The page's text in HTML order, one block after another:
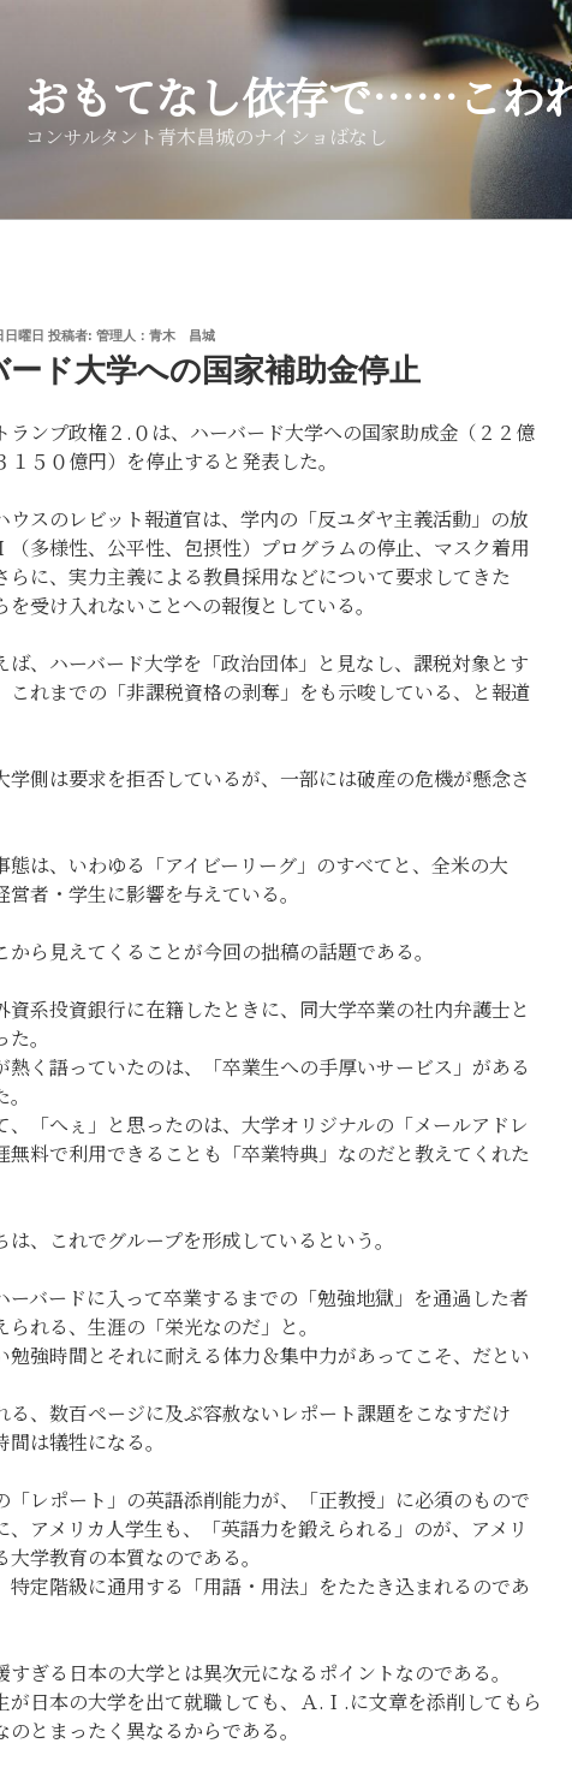
おもてなし依存で……こわ
コンサルタント青木昌城のナイショばなし
日曜日 投稿者: 管理人：青木 昌城
ード大学への国家補助金停止
ランプ政権２.０は、ハーバード大学への国家助成金（２２億
１５０億円）を停止すると発表した。
ウスのレビット報道官は、学内の「反ユダヤ主義活動」の放
（多様性、公平性、包摂性）プログラムの停止、マスク着用
らに、実力主義による教員採用などについて要求してきた
を受け入れないことへの報復としている。
ば、ハーバード大学を「政治団体」と見なし、課税対象とす
これまでの「非課税資格の剥奪」をも示唆している、と報道
学側は要求を拒否しているが、一部には破産の危機が懸念さ
態は、いわゆる「アイビーリーグ」のすべてと、全米の大
営者・学生に影響を与えている。
から見えてくることが今回の拙稿の話題である。
資系投資銀行に在籍したときに、同大学卒業の社内弁護士と
。
熱く語っていたのは、「卒業生への手厚いサービス」がある
、「へぇ」と思ったのは、大学オリジナルの「メールアドレ
無料で利用できることも「卒業特典」なのだと教えてくれた
は、これでグループを形成しているという。
ーバードに入って卒業するまでの「勉強地獄」を通過した者
られる、生涯の「栄光なのだ」と。
勉強時間とそれに耐える体力＆集中力があってこそ、だとい
る、数百ページに及ぶ容赦ないレポート課題をこなすだけ
は犠牲になる。
「レポート」の英語添削能力が、「正教授」に必須のもので
、アメリカ人学生も、「英語力を鍛えられる」のが、アメリ
大学教育の本質なのである。
特定階級に通用する「用語・用法」をたたき込まれるのであ
すぎる日本の大学とは異次元になるポイントなのである。
が日本の大学を出て就職しても、Ａ.Ｉ.に文章を添削してもら
のとまったく異なるからである。